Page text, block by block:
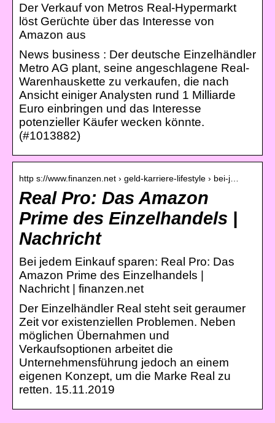
Der Verkauf von Metros Real-Hypermarkt
löst Gerüchte über das Interesse von
Amazon aus
News business : Der deutsche Einzelhändler
Metro AG plant, seine angeschlagene Real-
Warenhauskette zu verkaufen, die nach
Ansicht einiger Analysten rund 1 Milliarde
Euro einbringen und das Interesse
potenzieller Käufer wecken könnte.
(#1013882)
http s://www.finanzen.net › geld-karriere-lifestyle › bei-j…
Real Pro: Das Amazon
Prime des Einzelhandels |
Nachricht
Bei jedem Einkauf sparen: Real Pro: Das
Amazon Prime des Einzelhandels |
Nachricht | finanzen.net
Der Einzelhändler Real steht seit geraumer
Zeit vor existenziellen Problemen. Neben
möglichen Übernahmen und
Verkaufsoptionen arbeitet die
Unternehmensführung jedoch an einem
eigenen Konzept, um die Marke Real zu
retten. 15.11.2019